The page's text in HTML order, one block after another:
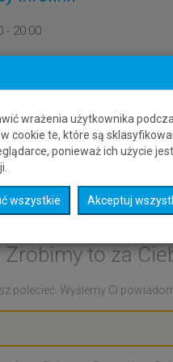
- 20:00
Islita -
to za
polecieć. Wyślemy Ci
wrażenia użytkownika
cookie te, które są
ponieważ ich użycie jest
wszystkie Akceptuj